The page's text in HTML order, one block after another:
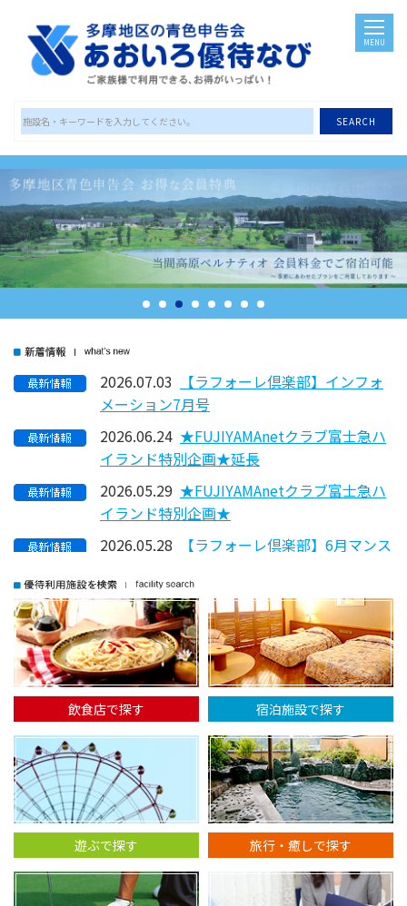
SEARCH
MENU
2026.07.03
【ラフォーレ倶楽部】インフォ
メーション7月号
2026.06.24 ★FUJIYAMAnetクラブ富士急ハ
イランド特別企画★延長
2026.05.29 ★FUJIYAMAnetクラブ富士急ハ
イランド特別企画★
2026.05.28
【ラフォーレ倶楽部】6月マンス
2026.04.02【ラフォーレ倶楽部】4月マンス
リーインフォメーショ...
2026.03.30【Disney】コーポレートプログ
ラム会員特典のご案内
2025.11.28
【ラフォーレ倶楽部】雪見風呂
や幻想的な絶景など、美...
2025.11.19
★FUJIYAMAnetクラブトピック
ス★
2025.11.11村内ファニチャーアクセス・
OKAY全店・秋の新生活・家...
2025.10.31【Disney】サンクス・フェステ
ィバルパスポートのご案...
飲食店で探す 宿泊施設で探す
遊ぶで探す 旅行・癒しで探す